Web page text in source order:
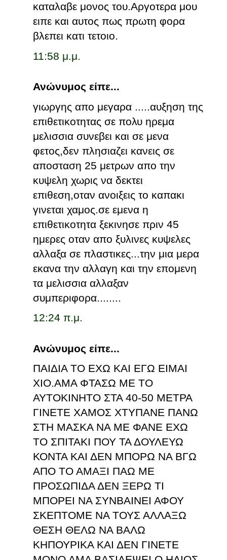
καταλαβε μονος του.Αργοτερα μου
ειπε και αυτος πως πρωτη φορα
βλεπει κατι τετοιο.
11:58 μ.μ.
Ανώνυμος είπε...
γιωργης απο μεγαρα .....αυξηση της
επιθετικοτητας σε πολυ ηρεμα
μελισσια συνεβει και σε μενα
φετος,δεν πλησιαζει κανεις σε
αποσταση 25 μετρων απο την
κυψελη χωρις να δεκτει
επιθεση,οταν ανοιξεις το καπακι
γινεται χαμος.σε εμενα η
επιθετικοτητα ξεκινησε πριν 45
ημερες οταν απο ξυλινες κυψελες
αλλαξα σε πλαστικες...την μια μερα
εκανα την αλλαγη και την επομενη
τα μελισσια αλλαξαν
συμπεριφορα........
12:24 π.μ.
Ανώνυμος είπε...
ΠΑΙΔΙΑ ΤΟ ΕΧΩ ΚΑΙ ΕΓΩ ΕΙΜΑΙ
ΧΙΟ.ΑΜΑ ΦΤΑΣΩ ΜΕ ΤΟ
ΑΥΤΟΚΙΝΗΤΟ ΣΤΑ 40-50 ΜΕΤΡΑ
ΓΙΝΕΤΕ ΧΑΜΟΣ ΧΤΥΠΑΝΕ ΠΑΝΩ
ΣΤΗ ΜΑΣΚΑ ΝΑ ΜΕ ΦΑΝΕ ΕΧΩ
ΤΟ ΣΠΙΤΑΚΙ ΠΟΥ ΤΑ ΔΟΥΛΕΥΩ
ΚΟΝΤΑ ΚΑΙ ΔΕΝ ΜΠΟΡΩ ΝΑ ΒΓΩ
ΑΠΟ ΤΟ ΑΜΑΞΙ ΠΑΩ ΜΕ
ΠΡΟΣΩΠΙΔΑ ΔΕΝ ΞΕΡΩ ΤΙ
ΜΠΟΡΕΙ ΝΑ ΣΥΝΒΑΙΝΕΙ ΑΦΟΥ
ΣΚΕΠΤΟΜΕ ΝΑ ΤΟΥΣ ΑΛΛΑΞΩ
ΘΕΣΗ ΘΕΛΩ ΝΑ ΒΑΛΩ
ΚΗΠΟΥΡΙΚΑ ΚΑΙ ΔΕΝ ΓΙΝΕΤΕ